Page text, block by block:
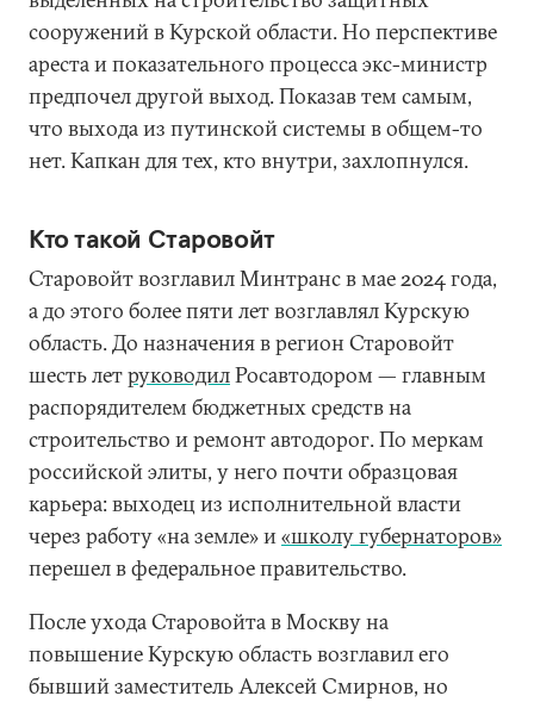
сооружений в Курской области. Но перспективе
ареста и показательного процесса экс-министр
предпочел другой выход. Показав тем самым,
что выхода из путинской системы в общем-то
нет. Капкан для тех, кто внутри, захлопнулся.
Кто такой Старовойт
Старовойт возглавил Минтранс в мае 2024 года,
а до этого более пяти лет возглавлял Курскую
область. До назначения в регион Старовойт
шесть летруководилРосавтодором — главным
распорядителем бюджетных средств на
строительство и ремонт автодорог. По меркам
российской элиты, у него почти образцовая
карьера: выходец из исполнительной власти
через работу «на земле» и«школу губернаторов»
перешел в федеральное правительство.
После ухода Старовойта в Москву на
повышение Курскую область возглавил его
бывший заместитель Алексей Смирнов, но